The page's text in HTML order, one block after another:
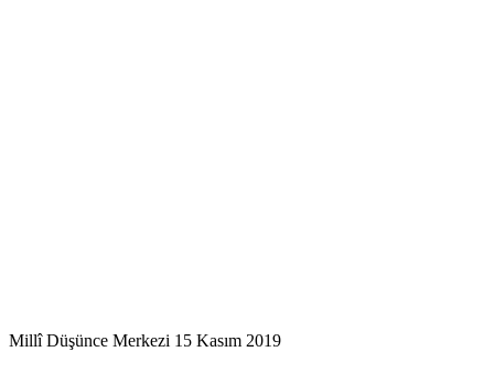
Millî Düşünce Merkezi 15 Kasım 2019